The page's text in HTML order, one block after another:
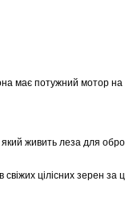
має потужний мотор на
живить леза для
цілісних зерен за